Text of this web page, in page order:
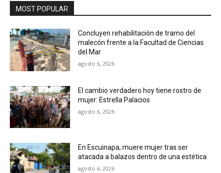
MOST POPULAR
Concluyen rehabilitación de tramo del
malecón frente a la Facultad de Ciencias
del Mar
agosto 6, 2026
El cambio verdadero hoy tiene rostro de
mujer: Estrella Palacios
agosto 6, 2026
En Escuinapa, muere mujer tras ser
atacada a balazos dentro de una estética
agosto 6, 2026